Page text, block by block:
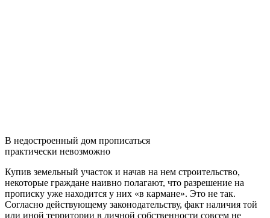
В недостроенный дом прописаться
практически невозможно
Купив земельный участок и начав на нем строительство,
некоторые граждане наивно полагают, что разрешение на
прописку уже находится у них «в кармане». Это не так.
Согласно действующему законодательству, факт наличия той
или иной территории в личной собственности совсем не